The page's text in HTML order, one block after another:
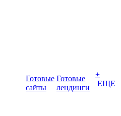
Готовые
сайты
Готовые
лендинги
+
ЕЩЕ